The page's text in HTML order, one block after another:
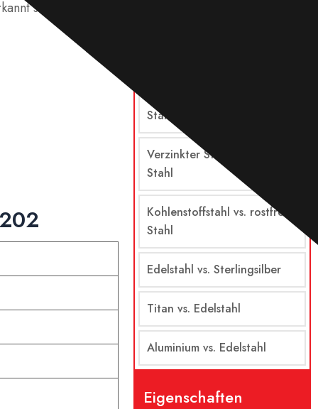
sind.
Stahl
Verzinkter Stahl vs. rostfreier
Stahl
Kohlenstoffstahl vs. rostfreier
Stahl
Edelstahl vs. Sterlingsilber
Titan vs. Edelstahl
Aluminium vs. Edelstahl
Eigenschaften